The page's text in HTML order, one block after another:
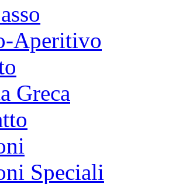
Aperitivo
Greca
Speciali